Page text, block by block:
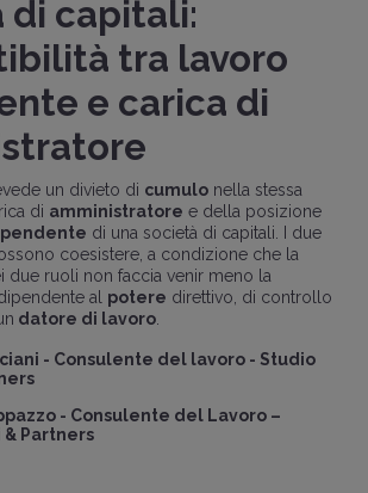
di capitali:
tra lavoro
e carica di
un divieto di cumulonella stessa
di amministratore e della posizione
di una società di capitali. I due
coesistere, a condizione che la
due ruoli non faccia venir meno la
al potere direttivo, di controllo
datore di lavoro.
- Consulente del lavoro - Studio
- Consulente del Lavoro –
& Partners